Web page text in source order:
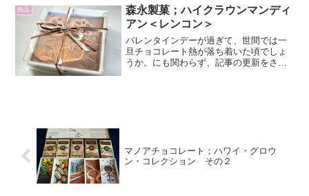
カカオの魅力を広める活動を行な...
商品
森永製菓；ハイクラウンマンディ
アン＜レンコン＞
バレンタインデーが過ぎて、世間では一
旦チョコレート熱が落ち着いた頃でしょ
うか。にも関わらず、記事の更新をさぼ
マノアチョコレート；ハワイ・グロウ
ン・コレクション その２